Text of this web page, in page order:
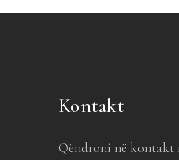
Kontakt
Qëndroni në kontakt